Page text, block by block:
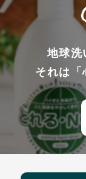
地球洗
それは「